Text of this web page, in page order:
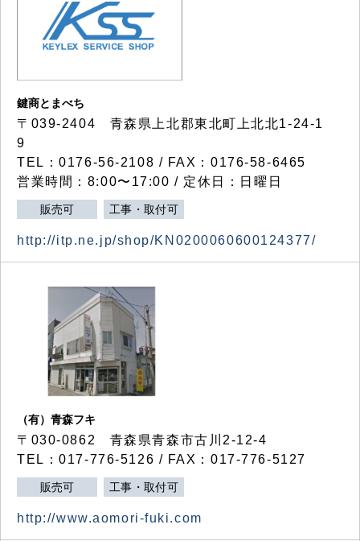
鍵商とまべち
〒039-2404 青森県上北郡東北町上北北1-24-1
9
TEL：0176-56-2108 / FAX：0176-58-6465
営業時間：8:00〜17:00 / 定休日：日曜日
販売可 工事・取付可
http://itp.ne.jp/shop/KN0200060600124377/
（有）青森フキ
〒030-0862 青森県青森市古川2-12-4
TEL：017-776-5126 / FAX：017-776-5127
販売可 工事・取付可
http://www.aomori-fuki.com